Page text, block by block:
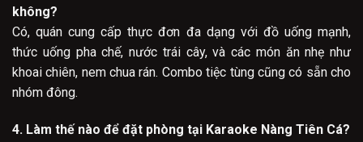
không?
Có, quán cung cấp thực đơn đa dạng với đồ uống mạnh,
thức uống pha chế, nước trái cây, và các món ăn nhẹ như
khoai chiên, nem chua rán. Combo tiệc tùng cũng có sẵn cho
nhóm đông.
4. Làm thế nào để đặt phòng tại Karaoke Nàng Tiên Cá?